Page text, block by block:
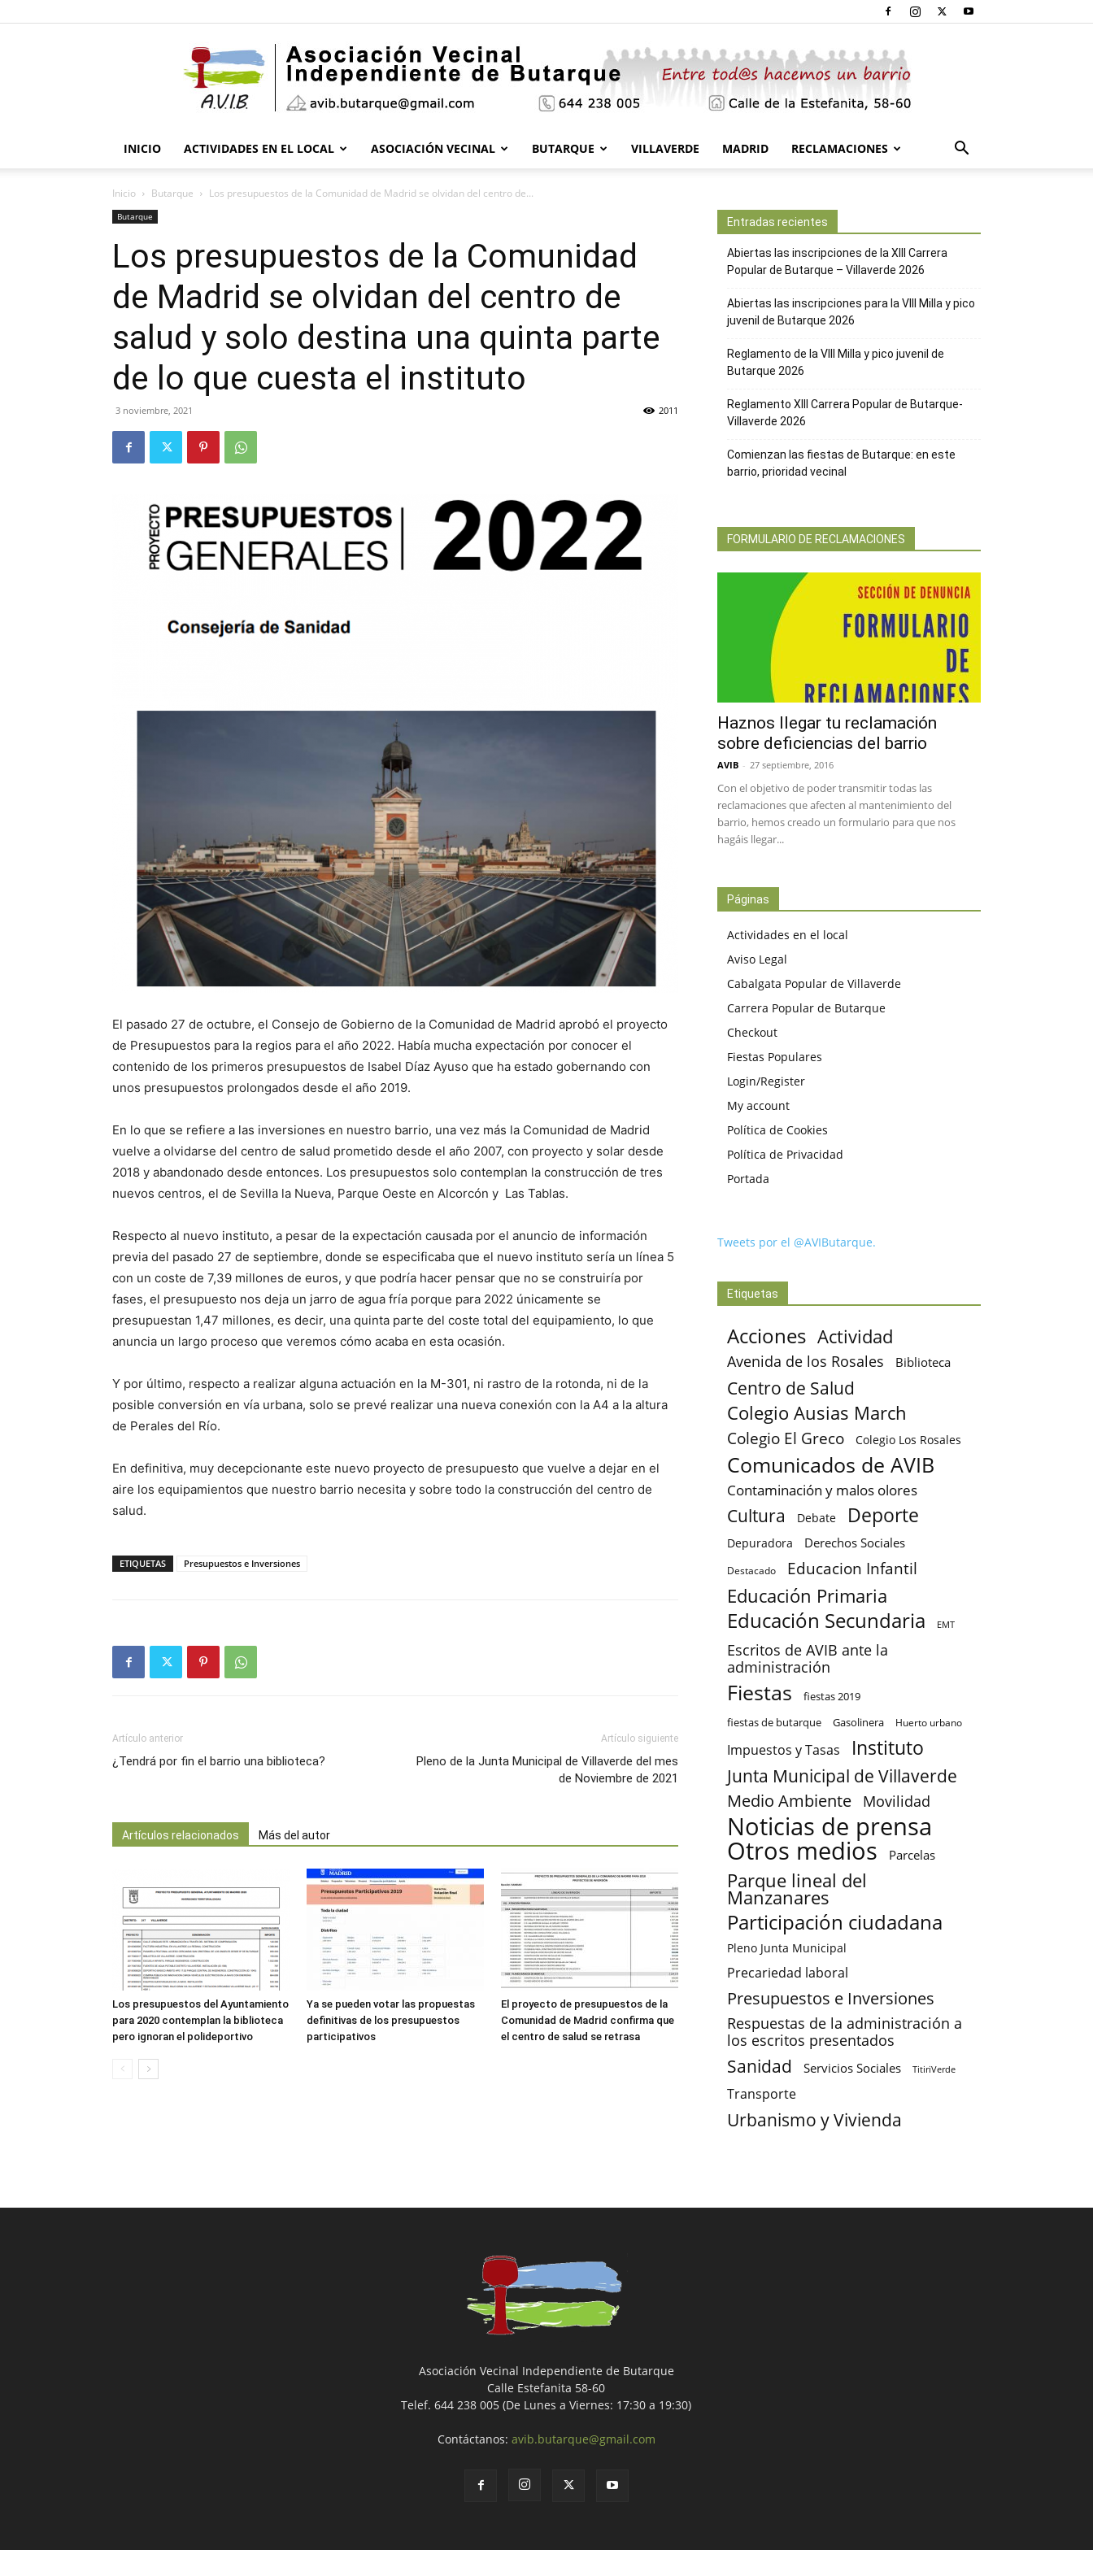
Vecinal
INICIO ACTIVIDADES EN EL LOCAL ASOCIACIÓN VECINAL BUTARQUE VILLAVERDE MADRID RECLAMACIONES
Inicio Butarque Los presupuestos de la Comunidad de Madrid se olvidan del centro de...
Butarque
Los presupuestos de la Comunidad
de Madrid se olvidan del centro de
salud y solo destina una quinta parte
de lo que cuesta el instituto
3 noviembre, 2021 2011
El pasado 27 de octubre, el Consejo de Gobierno de la Comunidad de Madrid aprobó el proyecto
de Presupuestos para la regios para el año 2022. Había mucha expectación por conocer el
contenido de los primeros presupuestos de Isabel Díaz Ayuso que ha estado gobernando con
unos presupuestos prolongados desde el año 2019.
En lo que se refiere a las inversiones en nuestro barrio, una vez más la Comunidad de Madrid
vuelve a olvidarse del centro de salud prometido desde el año 2007, con proyecto y solar desde
2018 y abandonado desde entonces. Los presupuestos solo contemplan la construcción de tres
nuevos centros, el de Sevilla la Nueva, Parque Oeste en Alcorcón y Las Tablas.
Respecto al nuevo instituto, a pesar de la expectación causada por el anuncio de información
previa del pasado 27 de septiembre, donde se especificaba que el nuevo instituto sería un línea 5
con un coste de 7,39 millones de euros, y que podría hacer pensar que no se construiría por
fases, el presupuesto nos deja un jarro de agua fría porque para 2022 únicamente se
presupuestan 1,47 millones, es decir, una quinta parte del coste total del equipamiento, lo que
anuncia un largo proceso que veremos cómo acaba en esta ocasión.
Y por último, respecto a realizar alguna actuación en la M-301, ni rastro de la rotonda, ni de la
posible conversión en vía urbana, solo se prevé realizar una nueva conexión con la A4 a la altura
de Perales del Río.
En definitiva, muy decepcionante este nuevo proyecto de presupuesto que vuelve a dejar en el
aire los equipamientos que nuestro barrio necesita y sobre todo la construcción del centro de
salud.
ETIQUETAS Presupuestos e Inversiones
Artículo anterior
¿Tendrá por fin el barrio una biblioteca?
Artículo siguiente
Pleno de la Junta Municipal de Villaverde del mes
de Noviembre de 2021
Artículos relacionados Más del autor
Los presupuestos del Ayuntamiento
para 2020 contemplan la biblioteca
pero ignoran el polideportivo
Ya se pueden votar las propuestas
definitivas de los presupuestos
participativos
El proyecto de presupuestos de la
Comunidad de Madrid confirma que
el centro de salud se retrasa
Entradas recientes
Abiertas las inscripciones de la XIII Carrera
Popular de Butarque – Villaverde 2026
Abiertas las inscripciones para la VIII Milla y pico
juvenil de Butarque 2026
Reglamento de la VIII Milla y pico juvenil de
Butarque 2026
Reglamento XIII Carrera Popular de Butarque-
Villaverde 2026
Comienzan las fiestas de Butarque: en este
barrio, prioridad vecinal
FORMULARIO DE RECLAMACIONES
Haznos llegar tu reclamación
sobre deficiencias del barrio
AVIB - 27 septiembre, 2016
Con el objetivo de poder transmitir todas las
reclamaciones que afecten al mantenimiento del
barrio, hemos creado un formulario para que nos
hagáis llegar...
Páginas
Actividades en el local
Aviso Legal
Cabalgata Popular de Villaverde
Carrera Popular de Butarque
Checkout
Fiestas Populares
Login/Register
My account
Política de Cookies
Política de Privacidad
Portada
Tweets por el @AVIButarque.
Etiquetas
Acciones Actividad
Avenida de los Rosales Biblioteca
Centro de Salud
Colegio Ausias March
Colegio El Greco Colegio Los Rosales
Comunicados de AVIB
Contaminación y malos olores
Cultura Debate Deporte
Depuradora Derechos Sociales
Destacado Educacion Infantil
Educación Primaria
Educación Secundaria EMT
Escritos de AVIB ante la
administración
Fiestas
fiestas 2019
fiestas de butarque
Gasolinera Huerto urbano
Impuestos y Tasas Instituto
Junta Municipal de Villaverde
Medio Ambiente Movilidad
Noticias de prensa
Otros medios Parcelas
Parque lineal del
Manzanares
Participación ciudadana
Pleno Junta Municipal
Precariedad laboral
Presupuestos e Inversiones
Respuestas de la administración a
los escritos presentados
Sanidad Servicios Sociales TitiriVerde
Transporte
Urbanismo y Vivienda
Asociación Vecinal Independiente de Butarque
Calle Estefanita 58-60
Telef. 644 238 005 (De Lunes a Viernes: 17:30 a 19:30)
Contáctanos: avib.butarque@gmail.com